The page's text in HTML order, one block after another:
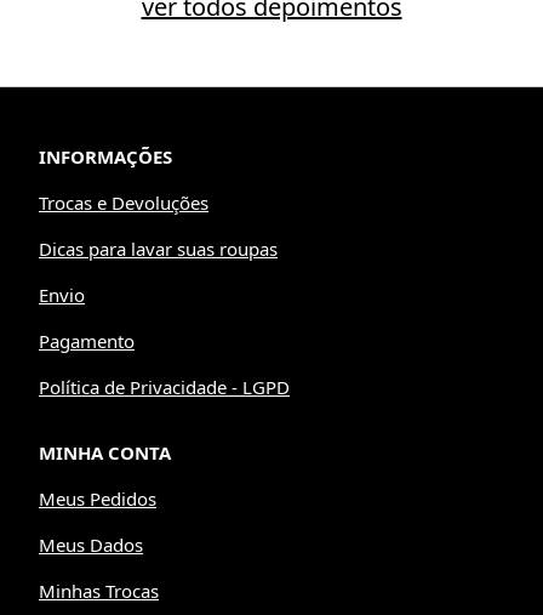
ver todos depoimentos
INFORMAÇÕES
Trocas e Devoluções
Dicas para lavar suas roupas
Envio
Pagamento
Política de Privacidade - LGPD
MINHA CONTA
Meus Pedidos
Meus Dados
Minhas Trocas